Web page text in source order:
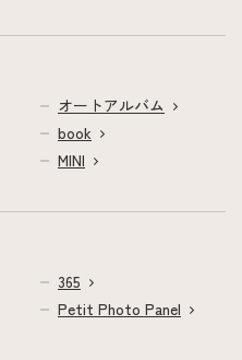
オートアルバム
book
MINI
365
Petit Photo Panel